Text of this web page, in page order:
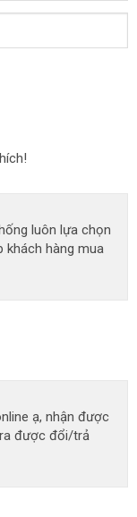
luôn lựa chọn
khách hàng mua
ạ, nhận được
được đổi/trả